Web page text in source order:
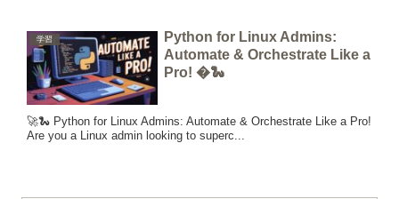
学習
Python for Linux Admins:
Automate & Orchestrate Like a
Pro! �🐍
🚀🐍 Python for Linux Admins: Automate & Orchestrate Like a Pro!
Are you a Linux admin looking to superc...